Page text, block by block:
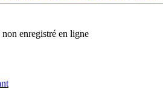
enregistré en ligne